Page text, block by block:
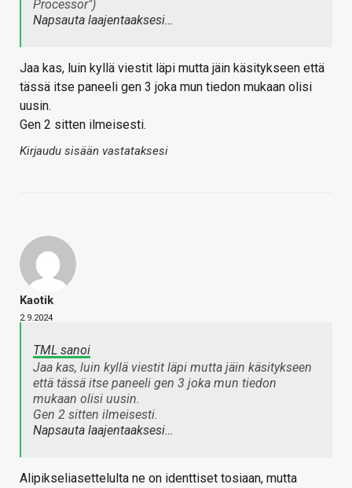
Processor")
Napsauta laajentaaksesi…
Jaa kas, luin kyllä viestit läpi mutta jäin käsitykseen että
tässä itse paneeli gen 3 joka mun tiedon mukaan olisi
uusin.
Gen 2 sitten ilmeisesti.
Kirjaudu sisään vastataksesi
Kaotik
2.9.2024
TML sanoi
Jaa kas, luin kyllä viestit läpi mutta jäin käsitykseen
että tässä itse paneeli gen 3 joka mun tiedon
mukaan olisi uusin.
Gen 2 sitten ilmeisesti.
Napsauta laajentaaksesi…
Alipikseliasettelulta ne on identtiset tosiaan, mutta